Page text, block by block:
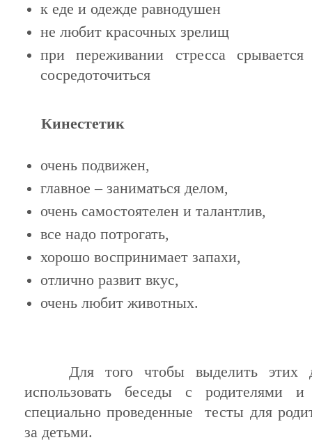
к еде и одежде равнодушен
не любит красочных зрелищ
при переживании стресса
сосредоточиться
Кинестетик
очень подвижен,
главное – заниматься делом,
очень самостоятелен и талантлив,
все надо потрогать,
хорошо воспринимает запахи,
отлично развит вкус,
очень любит животных.
Для того чтобы выделить этих
использовать
беседы с родителями
специально проведенные тесты для
за детьми.